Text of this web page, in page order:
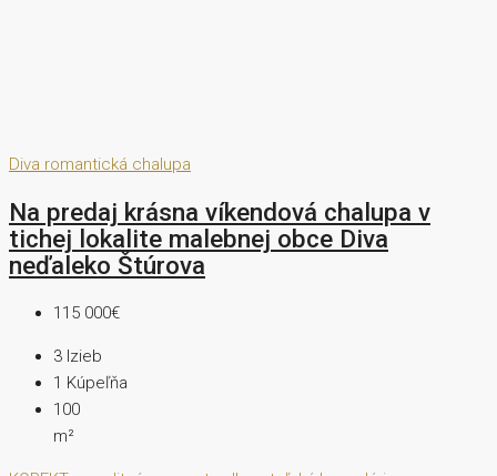
Diva romantická chalupa
Na predaj krásna víkendová chalupa v
tichej lokalite malebnej obce Diva
neďaleko Štúrova
115 000€
3 Izieb
1 Kúpeľňa
100
m²